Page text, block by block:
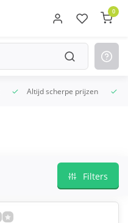
0
Altijd scherpe prijzen
Filters